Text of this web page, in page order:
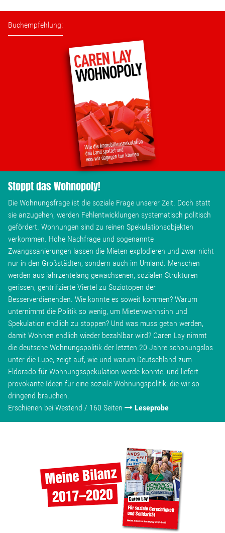
Buchempfehlung:
Stoppt das Wohnopoly!
Die Wohnungsfrage ist die soziale Frage unserer Zeit. Doch statt
sie anzugehen, werden Fehlentwicklungen systematisch politisch
gefördert. Wohnungen sind zu reinen Spekulationsobjekten
verkommen. Hohe Nachfrage und sogenannte
Zwangssanierungen lassen die Mieten explodieren und zwar nicht
nur in den Großstädten, sondern auch im Umland. Menschen
werden aus jahrzentelang gewachsenen, sozialen Strukturen
gerissen, gentrifzierte Viertel zu Soziotopen der
Besserverdienenden. Wie konnte es soweit kommen? Warum
unternimmt die Politik so wenig, um Mietenwahnsinn und
Spekulation endlich zu stoppen? Und was muss getan werden,
damit Wohnen endlich wieder bezahlbar wird? Caren Lay nimmt
die deutsche Wohnungspolitik der letzten 20 Jahre schonungslos
unter die Lupe, zeigt auf, wie und warum Deutschland zum
Eldorado für Wohnungsspekulation werde konnte, und liefert
provokante Ideen für eine soziale Wohnungspolitik, die wir so
dringend brauchen.
Erschienen bei Westend / 160 Seiten
Leseprobe